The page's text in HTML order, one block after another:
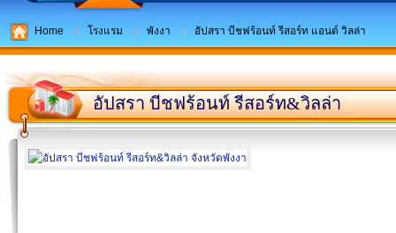
Home โรงแรม พังงา อัปสรา บีชฟร้อนท์ รีสอร์ท แอนด์ วิลล่า
อัปสรา บีชฟร้อนท์ รีสอร์ท&วิลล่า